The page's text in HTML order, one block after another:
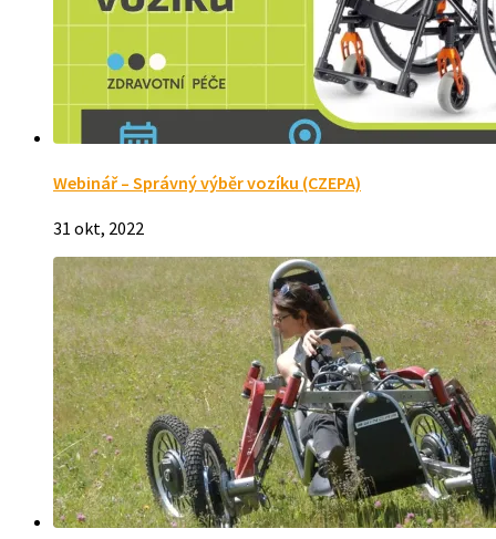
Webinář – Správný výběr vozíku (CZEPA)
31 okt, 2022